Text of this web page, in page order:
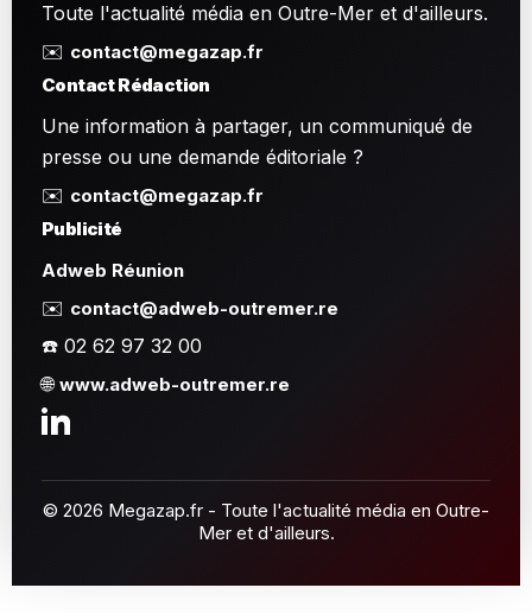
Toute l'actualité média en Outre-Mer et d'ailleurs.
✉️ contact@megazap.fr
Contact Rédaction
Une information à partager, un communiqué de
presse ou une demande éditoriale ?
✉️ contact@megazap.fr
Publicité
Adweb Réunion
✉️ contact@adweb-outremer.re
☎️ 02 62 97 32 00
🌐www.adweb-outremer.re
© 2026 Megazap.fr - Toute l'actualité média en Outre-
Mer et d'ailleurs.